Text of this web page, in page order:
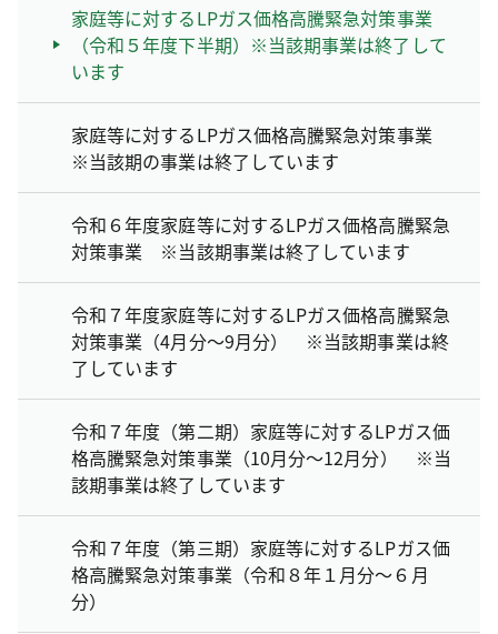
家庭等に対するLPガス価格高騰緊急対策事業
（令和５年度下半期）※当該期事業は終了して
います
家庭等に対するLPガス価格高騰緊急対策事業
※当該期の事業は終了しています
令和６年度家庭等に対するLPガス価格高騰緊急
対策事業 ※当該期事業は終了しています
令和７年度家庭等に対するLPガス価格高騰緊急
対策事業（4月分～9月分） ※当該期事業は終
了しています
令和７年度（第二期）家庭等に対するLPガス価
格高騰緊急対策事業（10月分～12月分） ※当
該期事業は終了しています
令和７年度（第三期）家庭等に対するLPガス価
格高騰緊急対策事業（令和８年１月分～６月
分）